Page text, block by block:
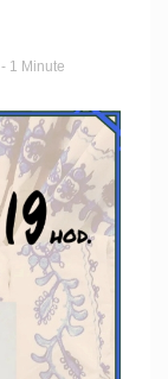
- 1 Minute